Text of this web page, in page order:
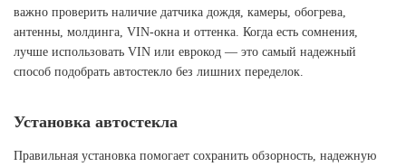
важно проверить наличие датчика дождя, камеры, обогрева,
антенны, молдинга, VIN-окна и оттенка. Когда есть сомнения,
лучше использовать VIN или еврокод — это самый надежный
способ подобрать автостекло без лишних переделок.
Установка автостекла
Правильная установка помогает сохранить обзорность, надежную